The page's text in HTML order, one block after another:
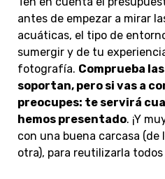
antes de empezar a mirar
acuáticas, el tipo de
sumergir y de tu
fotografía. Comprueba
soportan, pero si vas a
preocupes: te servirá
hemos presentado. ¡Y
con una buena carcasa (de
otra), para reutilizarla